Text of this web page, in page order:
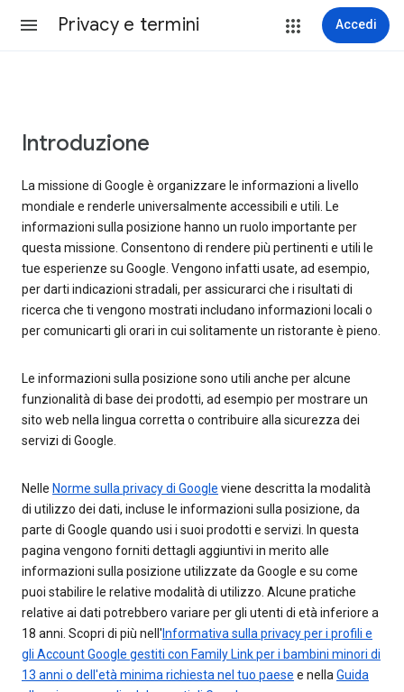
Privacy e termini Accedi
Introduzione
La missione di Google è organizzare le informazioni a livello
mondiale e renderle universalmente accessibili e utili. Le
informazioni sulla posizione hanno un ruolo importante per
questa missione. Consentono di rendere più pertinenti e utili le
tue esperienze su Google. Vengono infatti usate, ad esempio,
per darti indicazioni stradali, per assicurarci che i risultati di
ricerca che ti vengono mostrati includano informazioni locali o
per comunicarti gli orari in cui solitamente un ristorante è pieno.
Le informazioni sulla posizione sono utili anche per alcune
funzionalità di base dei prodotti, ad esempio per mostrare un
sito web nella lingua corretta o contribuire alla sicurezza dei
servizi di Google.
Nelle Norme sulla privacy di Google viene descritta la modalità
di utilizzo dei dati, incluse le informazioni sulla posizione, da
parte di Google quando usi i suoi prodotti e servizi. In questa
pagina vengono forniti dettagli aggiuntivi in merito alle
informazioni sulla posizione utilizzate da Google e su come
puoi stabilire le relative modalità di utilizzo. Alcune pratiche
relative ai dati potrebbero variare per gli utenti di età inferiore a
18 anni. Scopri di più nell' Informativa sulla privacy per i profili e
gli Account Google gestiti con Family Link per i bambini minori di
13 anni o dell'età minima richiesta nel tuo paese e nella Guida